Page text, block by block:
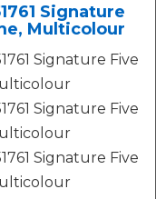
Signature
Multicolour
Signature Five
Signature Five
Signature Five